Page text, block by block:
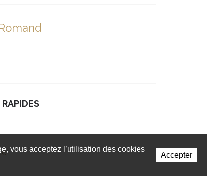
RAPIDES
vous acceptez l’utilisation des cookies
Accepter